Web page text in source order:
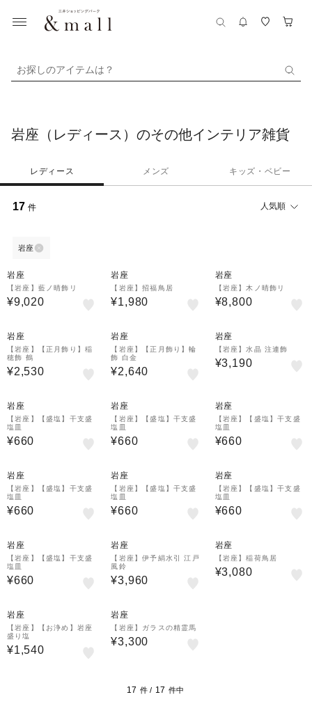
お探しのアイテムは？
岩座（レディース）のその他インテリア雑貨
レディース メンズ キッズ・ベビー
17 件 人気順
岩座
岩座
【岩座】藍ノ晴飾リ
¥9,020
岩座
【岩座】招福鳥居
¥1,980
岩座
【岩座】木ノ晴飾リ
¥8,800
岩座
【岩座】【正月飾り】稲
穂飾 鶴
¥2,530
岩座
【岩座】【正月飾り】輪
飾 白金
¥2,640
岩座
【岩座】水晶 注連飾
¥3,190
岩座
【岩座】【盛塩】干支盛
塩皿
¥660
岩座
【岩座】【盛塩】干支盛
塩皿
¥660
岩座
【岩座】【盛塩】干支盛
塩皿
¥660
岩座
【岩座】【盛塩】干支盛
塩皿
¥660
岩座
【岩座】【盛塩】干支盛
塩皿
¥660
岩座
【岩座】【盛塩】干支盛
塩皿
¥660
岩座
【岩座】【盛塩】干支盛
塩皿
¥660
岩座
【岩座】伊予絹水引 江戸
風鈴
¥3,960
岩座
【岩座】稲荷鳥居
¥3,080
岩座
【岩座】【お浄め】岩座
盛り塩
¥1,540
岩座
【岩座】ガラスの精霊馬
¥3,300
17 件 / 17 件中